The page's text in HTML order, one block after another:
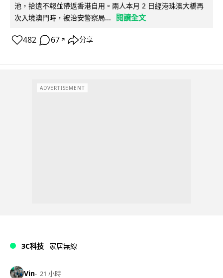
池，拾遺不報並帶返香港自用。兩人本月 2 日經港珠澳大橋再
次入境澳門時，被治安警察局...
閱讀全文
482 67 ↗ 分享
ADVERTISEMENT
3C科技 家居無線
Vin 21 小時